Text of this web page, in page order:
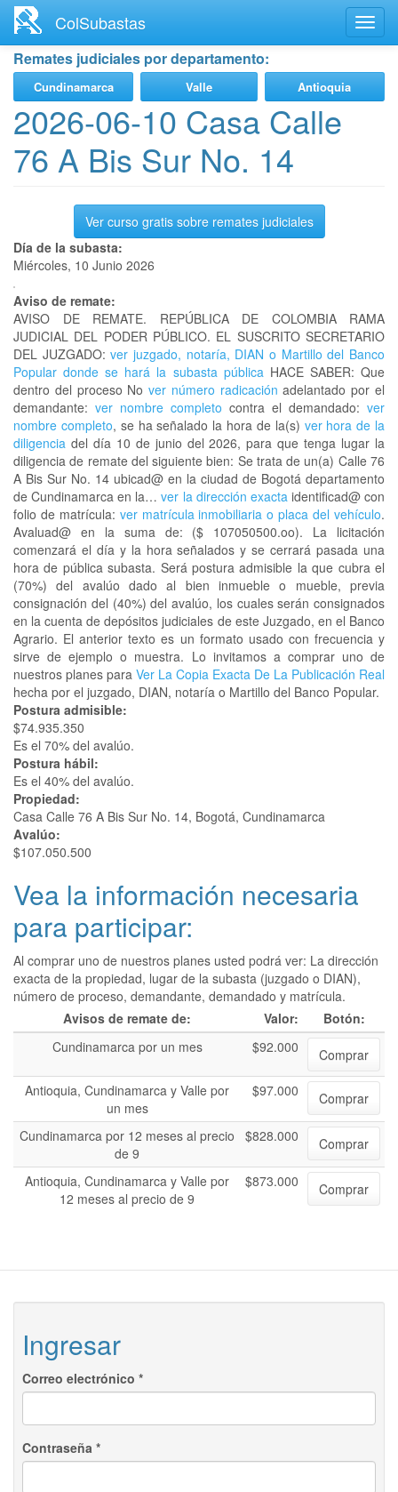
contenido
principal
ColSubastas
Remates judiciales por departamento:
Cundinamarca Valle Antioquia
2026-06-10 Casa Calle
76 A Bis Sur No. 14
Ver curso gratis sobre remates judiciales
Día de la subasta:
Miércoles, 10 Junio 2026
Aviso de remate:
AVISO DE REMATE. REPÚBLICA DE COLOMBIA RAMA
JUDICIAL DEL PODER PÚBLICO. EL SUSCRITO SECRETARIO
DEL JUZGADO: ver juzgado, notaría, DIAN o Martillo del Banco
Popular donde se hará la subasta públicaHACE SABER: Que
dentro del proceso Nover número radicación adelantado por el
demandante: ver nombre completo contra el demandado: ver
nombre completo, se ha señalado la hora de la(s) ver hora de la
diligencia del día 10 de junio del 2026, para que tenga lugar la
diligencia de remate del siguiente bien: Se trata de un(a) Calle 76
A Bis Sur No. 14 ubicad@ en la ciudad de Bogotá departamento
de Cundinamarca en la…ver la dirección exactaidentificad@ con
folio de matrícula: ver matrícula inmobiliaria o placa del vehículo.
Avaluad@ en la suma de: ($ 107050500.oo). La licitación
comenzará el día y la hora señalados y se cerrará pasada una
hora de pública subasta. Será postura admisible la que cubra el
(70%) del avalúo dado al bien inmueble o mueble, previa
consignación del (40%) del avalúo, los cuales serán consignados
en la cuenta de depósitos judiciales de este Juzgado, en el Banco
Agrario. El anterior texto es un formato usado con frecuencia y
sirve de ejemplo o muestra. Lo invitamos a comprar uno de
nuestros planes para Ver La Copia Exacta De La Publicación Real
hecha por el juzgado, DIAN, notaría o Martillo del Banco Popular.
Postura admisible:
$74.935.350
Es el 70% del avalúo.
Postura hábil:
Es el 40% del avalúo.
Propiedad:
Casa Calle 76 A Bis Sur No. 14, Bogotá, Cundinamarca
Avalúo:
$107.050.500
Vea la información necesaria
para participar:
Al comprar uno de nuestros planes usted podrá ver: La dirección
exacta de la propiedad, lugar de la subasta (juzgado o DIAN),
número de proceso, demandante, demandado y matrícula.
Avisos de remate de:
Valor:
Botón:
Cundinamarca por un mes
$92.000
Comprar
Antioquia, Cundinamarca y Valle por
un mes
$97.000 Comprar
Cundinamarca por 12 meses al precio
de 9
$828.000 Comprar
Antioquia, Cundinamarca y Valle por
12 meses al precio de 9
$873.000 Comprar
Ingresar
Correo electrónico *
Contraseña *